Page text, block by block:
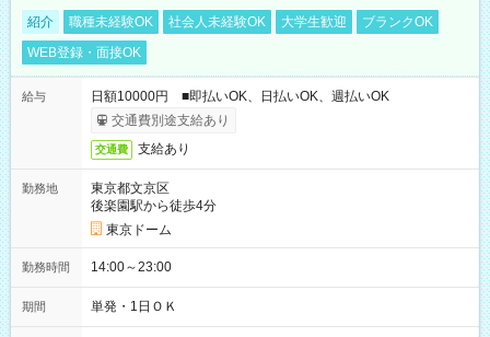
紹介 職種未経験OK 社会人未経験OK 大学生歓迎
ブランクOK
WEB登録・面接OK
給与
日額10000円 ■即払いOK、日払いOK、週払いOK
交通費別途支給あり
交通費 支給あり
勤務地
東京都文京区
後楽園駅から徒歩4分
東京ドーム
勤務時間 14:00～23:00
期間 単発・1日ＯＫ